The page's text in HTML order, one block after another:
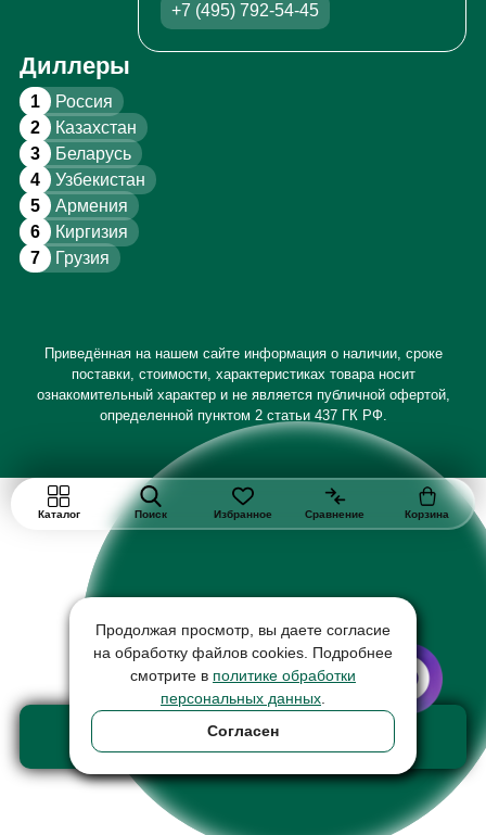
Добавить в корзину
товар на сумму 16290 ₽
+7 (495) 792-54-45
Диллеры
1 Россия
2 Казахстан
3 Беларусь
4 Узбекистан
5 Армения
6 Киргизия
7 Грузия
Приведённая на нашем сайте информация о наличии, сроке
поставки, стоимости, характеристиках товара носит
ознакомительный характер и не является публичной офертой,
определенной пунктом 2 статьи 437 ГК РФ.
Каталог Поиск Избранное Сравнение Корзина
Продолжая просмотр, вы даете согласие
на обработку файлов cookies. Подробнее
смотрите в политике обработки
персональных данных
Согласен